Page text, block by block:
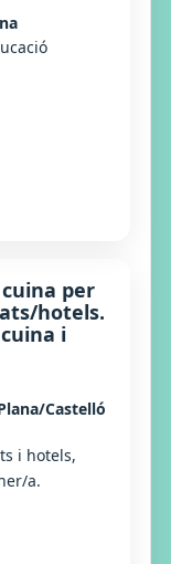
per
hotels.
i
Castelló
i hotels,
a.